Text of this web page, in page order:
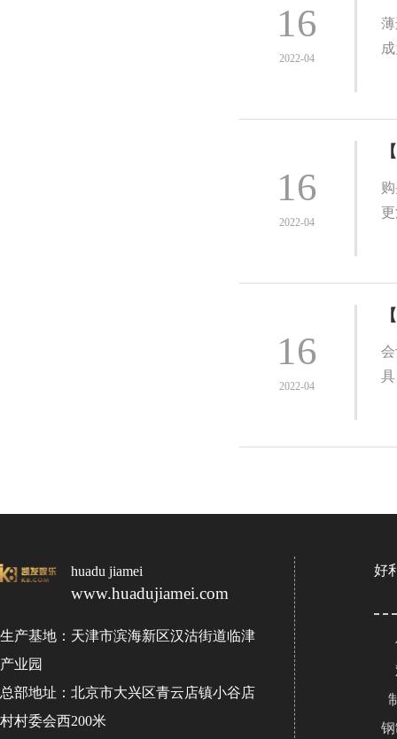
16
2022-04
16
2022-04
16
2022-04
huadu jiamei
www.huadujiamei.com
生产基地：天津市滨海新区汉沽街道临津
产业园
总部地址：北京市大兴区青云店镇小谷店
村村委会西200米
好